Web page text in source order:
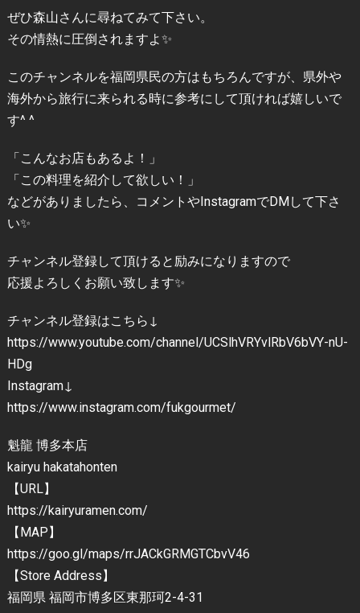
ぜひ森山さんに尋ねてみて下さい。
その情熱に圧倒されますよ✨
このチャンネルを福岡県民の方はもちろんですが、県外や
海外から旅行に来られる時に参考にして頂ければ嬉しいで
す^ ^
「こんなお店もあるよ！」
「この料理を紹介して欲しい！」
などがありましたら、コメントやInstagramでDMして下さ
い✨
チャンネル登録して頂けると励みになりますので
応援よろしくお願い致します✨
チャンネル登録はこちら↓
https://www.youtube.com/channel/UCSlhVRYvlRbV6bVY-nU-
HDg
Instagram↓
https://www.instagram.com/fukgourmet/
魁龍 博多本店
kairyu hakatahonten
【URL】
https://kairyuramen.com/
【MAP】
https://goo.gl/maps/rrJACkGRMGTCbvV46
【Store Address】
福岡県 福岡市博多区東那珂2-4-31